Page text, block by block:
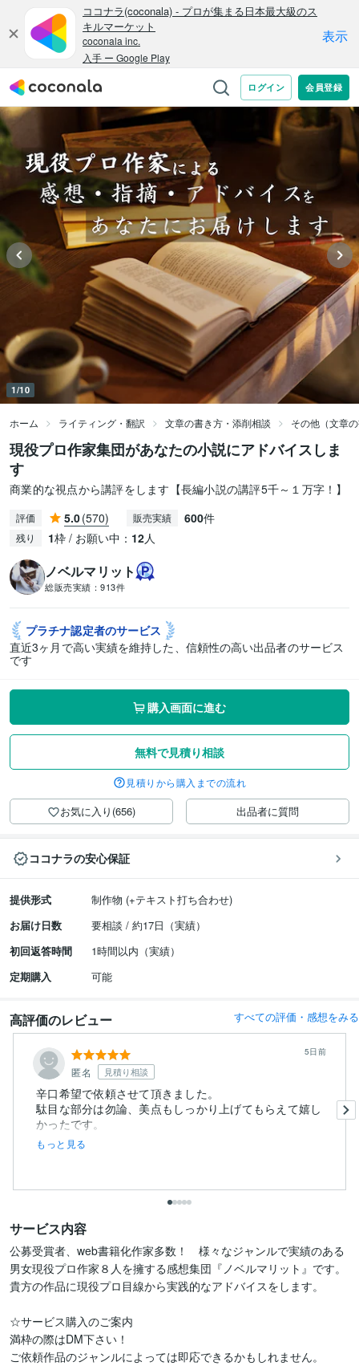
1/10
ホーム ライティング・翻訳 文章の書き方・添削相談 その他（文章
現役プロ作家集団があなたの小説にアドバイスしま
す
商業的な視点から講評をします【長編小説の講評5千～１万字！】
評価 5.0(570) 販売実績 600件
残り 1枠 / お願い中： 12人
ノベルマリット
総販売実績： 913件
プラチナ認定者のサービス
直近3ヶ月で高い実績を維持した、信頼性の高い出品者のサービス
です
購入画面に進む
無料で見積り相談
見積りから購入までの流れ
お気に入り(656) 出品者に質問
ココナラの安心保証
提供形式
制作物 (+テキスト打ち合わせ)
お届け日数
要相談 / 約17日（実績）
初回返答時間
1時間以内（実績）
定期購入
可能
高評価のレビュー すべての評価・感想をみる
匿名 見積り相談
5日前
辛口希望で依頼させて頂きました。
駄目な部分は勿論、美点もしっかり上げてもらえて嬉し
もっと見る
サービス内容
公募受賞者、web書籍化作家多数！　様々なジャンルで実績のある
男女現役プロ作家８人を擁する感想集団『ノベルマリット』です。
貴方の作品に現役プロ目線から実践的なアドバイスをします。
☆サービス購入のご案内
満枠の際はDM下さい！
ご依頼作品のジャンルによっては即応できるかもしれません。